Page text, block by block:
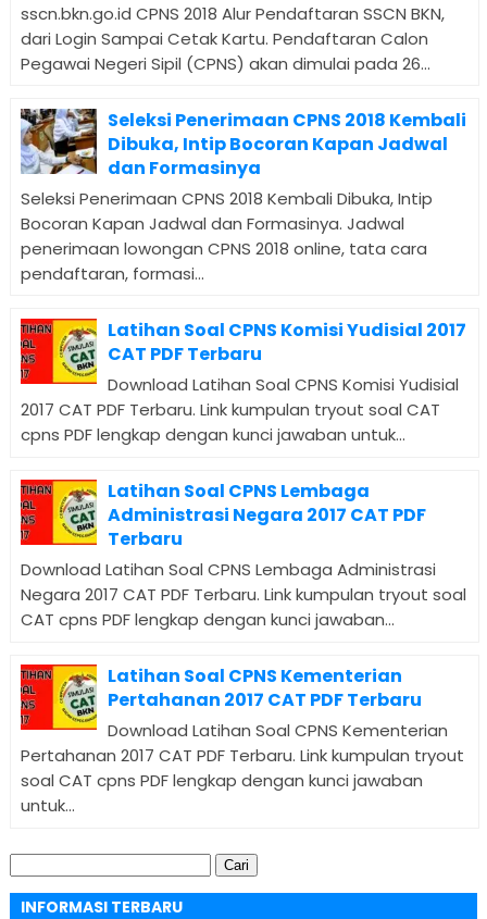
sscn.bkn.go.id CPNS 2018 Alur Pendaftaran SSCN BKN,
dari Login Sampai Cetak Kartu. Pendaftaran Calon
Pegawai Negeri Sipil (CPNS) akan dimulai pada 26...
Seleksi Penerimaan CPNS 2018 Kembali
Dibuka, Intip Bocoran Kapan Jadwal
dan Formasinya
Seleksi Penerimaan CPNS 2018 Kembali Dibuka, Intip
Bocoran Kapan Jadwal dan Formasinya. Jadwal
penerimaan lowongan CPNS 2018 online, tata cara
pendaftaran, formasi...
Latihan Soal CPNS Komisi Yudisial 2017
CAT PDF Terbaru
Download Latihan Soal CPNS Komisi Yudisial
2017 CAT PDF Terbaru. Link kumpulan tryout soal CAT
cpns PDF lengkap dengan kunci jawaban untuk...
Latihan Soal CPNS Lembaga
Administrasi Negara 2017 CAT PDF
Terbaru
Download Latihan Soal CPNS Lembaga Administrasi
Negara 2017 CAT PDF Terbaru. Link kumpulan tryout soal
CAT cpns PDF lengkap dengan kunci jawaban...
Latihan Soal CPNS Kementerian
Pertahanan 2017 CAT PDF Terbaru
Download Latihan Soal CPNS Kementerian
Pertahanan 2017 CAT PDF Terbaru. Link kumpulan tryout
soal CAT cpns PDF lengkap dengan kunci jawaban
untuk...
untuk:
INFORMASI TERBARU